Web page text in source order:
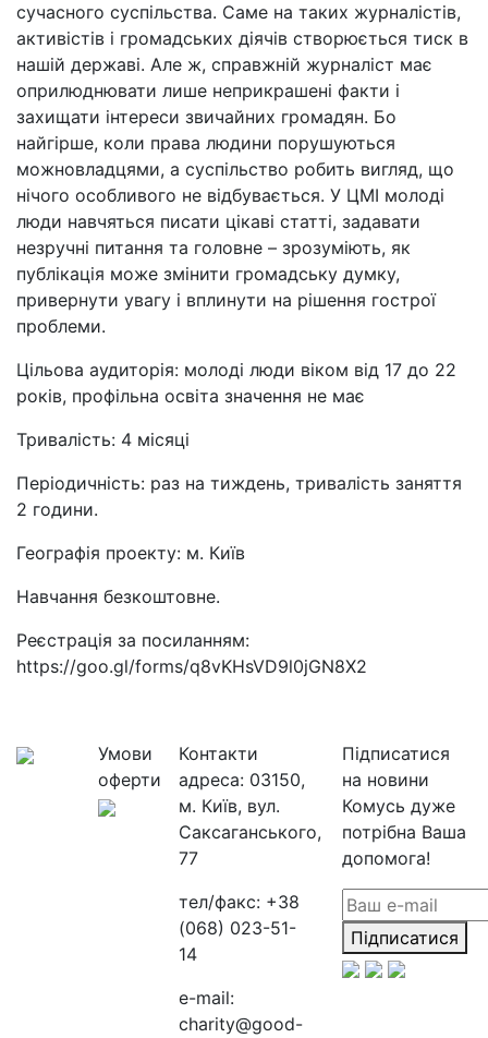
сучасного суспільства. Саме на таких журналістів,
активістів і громадських діячів створюється тиск в
нашій державі. Але ж, справжній журналіст має
оприлюднювати лише неприкрашені факти і
захищати інтереси звичайних громадян. Бо
найгірше, коли права людини порушуються
можновладцями, а суспільство робить вигляд, що
нічого особливого не відбувається. У ЦМІ молоді
люди навчяться писати цікаві статті, задавати
незручні питання та головне – зрозуміють, як
публікація може змінити громадську думку,
привернути увагу і вплинути на рішення гострої
проблеми.
Цільова аудиторія: молоді люди віком від 17 до 22
років, профільна освіта значення не має
Тривалість: 4 місяці
Періодичність: раз на тиждень, тривалість заняття
2 години.
Географія проекту: м. Київ
Навчання безкоштовне.
Реєстрація за посиланням:
https://goo.gl/forms/q8vKHsVD9l0jGN8X2
Умови
оферти
Контакти
адреса: 03150,
м. Київ, вул.
Саксаганського,
77
тел/факс: +38
(068) 023-51-
14
e-mail:
charity@good-
Підписатися
на новини
Комусь дуже
потрібна Ваша
допомога!
Підписатися